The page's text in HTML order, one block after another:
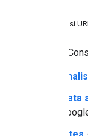
Inspeksi URL
Search
Peta